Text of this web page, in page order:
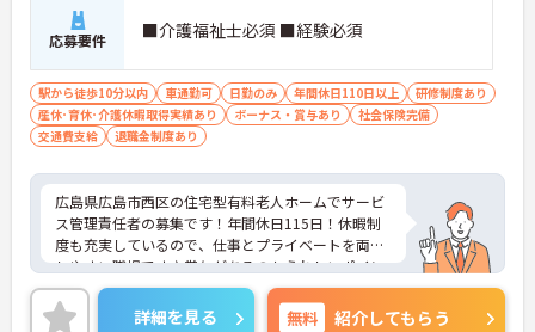
応募要件 ■介護福祉士必須 ■経験必須
駅から徒歩10分以内 車通勤可 日勤のみ 年間休日110日以上
研修制度あり
産休･育休･介護休暇取得実績あり
ボーナス・賞与あり
社会保険完備
交通費支給
退職金制度あり
広島県広島市西区の住宅型有料老人ホームでサービ
ス管理責任者の募集です！年間休日115日！休暇制
度も充実しているので、仕事とプライベートを両立
しやすい職場です♪賞与があるのもうれしいポイン
ト♪ご興味のある方は、面接ポイントをお伝えしま
すので、お気軽にご連絡ください。
詳細を見る 無料 紹介してもらう